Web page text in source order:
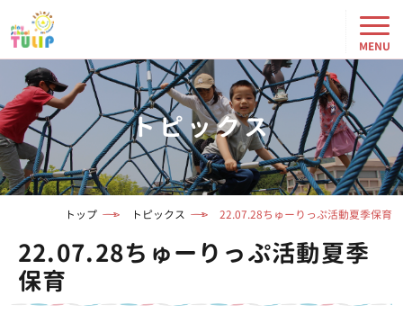
トピックス
トップ トピックス 22.07.28ちゅーりっぷ活動夏季保育
22.07.28ちゅーりっぷ活動夏季
保育